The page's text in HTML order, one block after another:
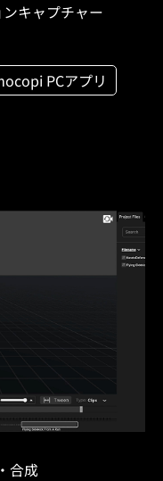
キャプチャー
PCアプリ
合成